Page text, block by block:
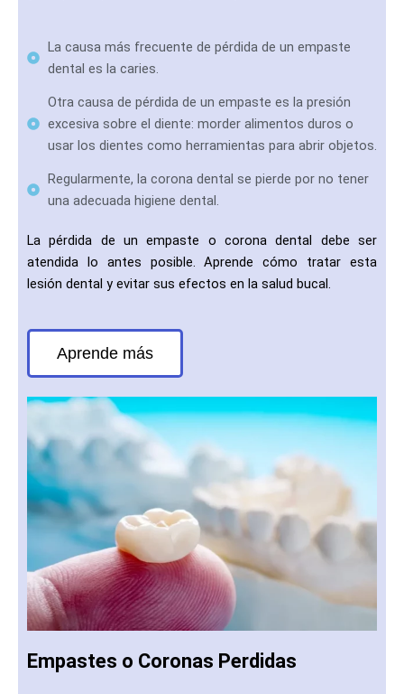
La causa más frecuente de pérdida de un empaste
dental es la caries.
Otra causa de pérdida de un empaste es la presión
excesiva sobre el diente: morder alimentos duros o
usar los dientes como herramientas para abrir objetos.
Regularmente, la corona dental se pierde por no tener
una adecuada higiene dental.
La pérdida de un empaste o corona dental debe ser
atendida lo antes posible. Aprende cómo tratar esta
lesión dental y evitar sus efectos en la salud bucal.
Aprende más
Empastes o Coronas Perdidas